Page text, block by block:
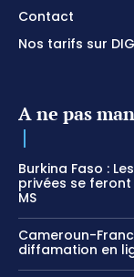
Contact
Nos tarifs sur
A ne pas
Burkina Faso :
privées se feront
MS
Cameroun-
diffamation en